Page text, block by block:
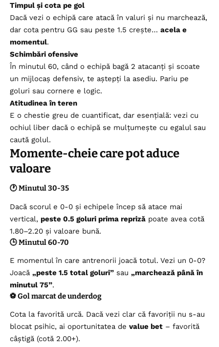
Timpul și cota pe gol
Dacă vezi o echipă care atacă în valuri și nu marchează,
dar cota pentru GG sau peste 1.5 crește… acela e
momentul.
Schimbări ofensive
În minutul 60, când o echipă bagă 2 atacanți și scoate
un mijlocaș defensiv, te aștepți la asediu. Pariu pe
goluri sau cornere e logic.
Atitudinea în teren
E o chestie greu de cuantificat, dar esențială: vezi cu
ochiul liber dacă o echipă se mulțumește cu egalul sau
caută golul.
Momente-cheie care pot aduce
valoare
🕐 Minutul 30-35
Dacă scorul e 0-0 și echipele încep să atace mai
vertical, peste 0.5 goluri prima repriză poate avea cotă
1.80–2.20 și valoare bună.
🕒 Minutul 60-70
E momentul în care antrenorii joacă totul. Vezi un 0-0?
Joacă „peste 1.5 total goluri” sau „marchează până în
minutul 75”.
⚽ Gol marcat de underdog
Cota la favorită urcă. Dacă vezi clar că favoriții nu s-au
blocat psihic, ai oportunitatea de value bet – favorită
câștigă (cotă 2.00+).